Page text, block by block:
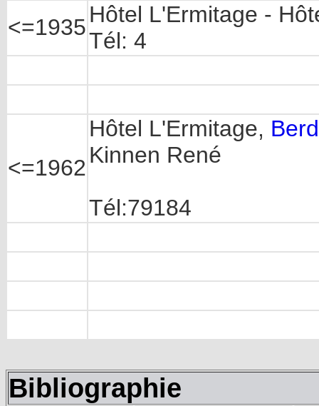
<=1935Hôtel L'Ermitage -
Tél: 4
<=1962
Hôtel L'Ermitage,
Kinnen René
Tél:79184
Bibliographie